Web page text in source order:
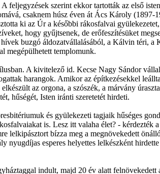
szerint ekkor tartották az első
csaknem húsz éven át Ács Károly
ki az Úr a későbbi rákosfalvai
hogy gyűjtsenek, de erőfeszítésüket
buzgó áldozatvállalásából, a Kálvin téri, a
megépülhetett templomunk.
A kivitelező id. Kecse Nagy Sándor
harangok. Amikor az építkezésekkel
az orgona, a szószék, a márvány
hűségét, Isten iránti szeretetét hirdeti.
és gyülekezeti tagjaik hűséges
is. Lesz itt valaha élet? -
lelkipásztort bízza meg a megnövekedett
esperes helyettes lelkészként
indult, majd 20 év alatt felnövekedett